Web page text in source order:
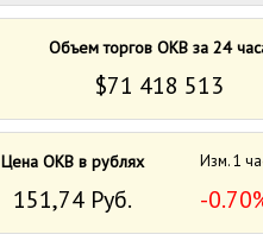
Объем торгов OKB за 24
$71 418 513
Цена OKB в рублях Изм. 1
151,74 Руб. -